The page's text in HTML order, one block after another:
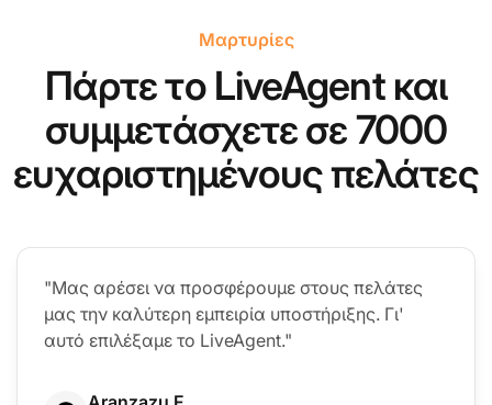
Μαρτυρίες
Πάρτε το LiveAgent και
συμμετάσχετε σε 7000
ευχαριστημένους πελάτες
"Μας αρέσει να προσφέρουμε στους πελάτες
μας την καλύτερη εμπειρία υποστήριξης. Γι'
αυτό επιλέξαμε το LiveAgent."